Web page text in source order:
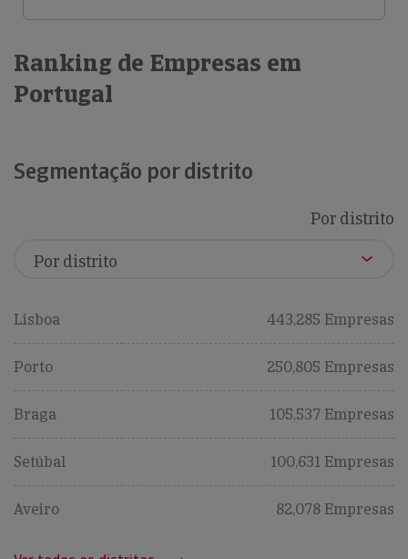
Ranking de Empresas em
Portugal
Segmentação por distrito
Por distrito
Lisboa 443,285 Empresas
Porto 250,805 Empresas
Braga 105,537 Empresas
Setúbal 100,631 Empresas
Aveiro 82,078 Empresas